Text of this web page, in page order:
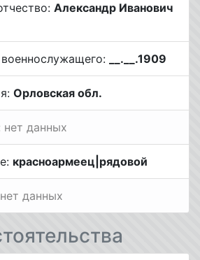
Александр Иванович
__.__.1909
Орловская обл.
данных
красноармеец|рядовой
данных